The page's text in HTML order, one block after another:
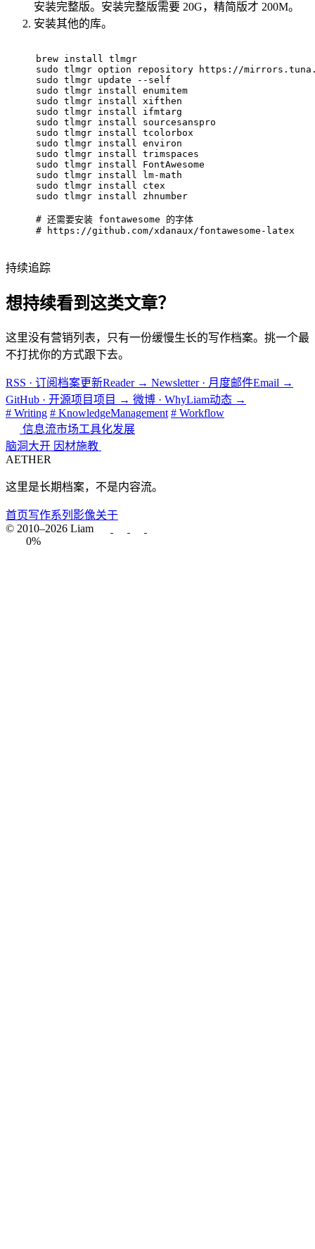
安装完整版。安装完整版需要 20G，精简版才 200M。
安装其他的库。
brew install tlmgr
sudo tlmgr option repository https://
sudo tlmgr update --self
sudo tlmgr install enumitem
sudo tlmgr install xifthen
sudo tlmgr install ifmtarg
sudo tlmgr install sourcesanspro
sudo tlmgr install tcolorbox
sudo tlmgr install environ
sudo tlmgr install trimspaces
sudo tlmgr install FontAwesome
sudo tlmgr install lm-math
sudo tlmgr install ctex
sudo tlmgr install zhnumber
# 还需要安装 fontawesome 的字体
# https://github.com/xdanaux/fontawesome-latex
持续追踪
想持续看到这类文章？
这里没有营销列表，只有一份缓慢生长的写作档案。挑一个最
不打扰你的方式跟下去。
RSS · 订阅档案更新Reader → Newsletter · 月度邮件Email →
GitHub · 开源项目项目 → 微博 · WhyLiam动态 →
# Writing # KnowledgeManagement # Workflow
信息流市场工具化发展
脑洞大开 因材施教
AETHER
这里是长期档案，不是内容流。
首页写作系列 影像关于
© 2010–2026 Liam
0%